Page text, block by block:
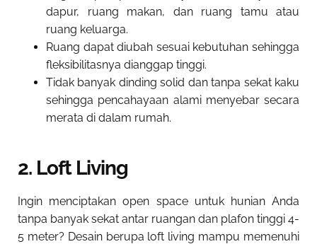
dapur, ruang makan, dan ruang tamu atau
ruang keluarga.
Ruang dapat diubah sesuai kebutuhan sehingga
fleksibilitasnya dianggap tinggi.
Tidak banyak dinding solid dan tanpa sekat kaku
sehingga pencahayaan alami menyebar secara
merata di dalam rumah.
2. Loft Living
Ingin menciptakan open space untuk hunian Anda
tanpa banyak sekat antar ruangan dan plafon tinggi 4-
5 meter? Desain berupa loft living mampu memenuhi